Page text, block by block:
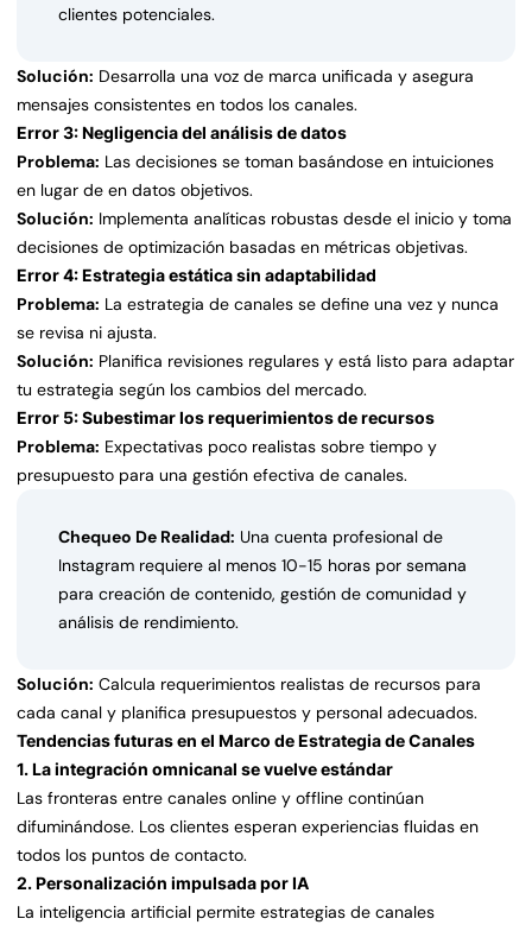
clientes potenciales.
Solución: Desarrolla una voz de marca unificada y asegura
mensajes consistentes en todos los canales.
Error 3: Negligencia del análisis de datos
Problema: Las decisiones se toman basándose en intuiciones
en lugar de en datos objetivos.
Solución: Implementa analíticas robustas desde el inicio y toma
decisiones de optimización basadas en métricas objetivas.
Error 4: Estrategia estática sin adaptabilidad
Problema: La estrategia de canales se define una vez y nunca
se revisa ni ajusta.
Solución: Planifica revisiones regulares y está listo para adaptar
tu estrategia según los cambios del mercado.
Error 5: Subestimar los requerimientos de recursos
Problema: Expectativas poco realistas sobre tiempo y
presupuesto para una gestión efectiva de canales.
Chequeo De Realidad: Una cuenta profesional de
Instagram requiere al menos 10-15 horas por semana
para creación de contenido, gestión de comunidad y
análisis de rendimiento.
Solución: Calcula requerimientos realistas de recursos para
cada canal y planifica presupuestos y personal adecuados.
Tendencias futuras en el Marco de Estrategia de Canales
1. La integración omnicanal se vuelve estándar
Las fronteras entre canales online y offline continúan
difuminándose. Los clientes esperan experiencias fluidas en
todos los puntos de contacto.
2. Personalización impulsada por IA
La inteligencia artificial permite estrategias de canales